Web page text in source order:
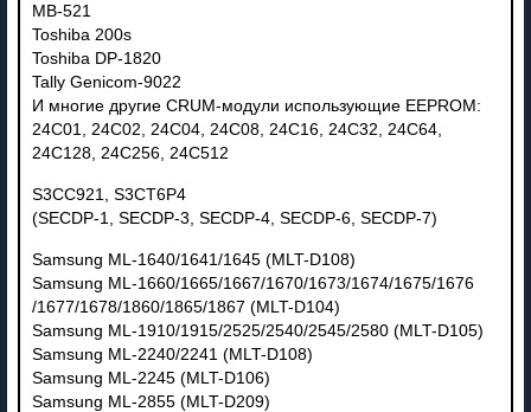
МВ-521
Toshiba 200s
Toshiba DP-1820
Tally Genicom-9022
И многие другие CRUM-модули использующие EEPROM:
24C01, 24C02, 24C04, 24C08, 24C16, 24C32, 24C64,
24C128, 24C256, 24C512
S3CC921, S3CT6P4
(SECDP-1, SECDP-3, SECDP-4, SECDP-6, SECDP-7)
Samsung ML-1640/1641/1645 (MLT-D108)
Samsung ML-1660/1665/1667/1670/1673/1674/1675/1676
/1677/1678/1860/1865/1867 (MLT-D104)
Samsung ML-1910/1915/2525/2540/2545/2580 (MLT-D105)
Samsung ML-2240/2241 (MLT-D108)
Samsung ML-2245 (MLT-D106)
Samsung ML-2855 (MLT-D209)